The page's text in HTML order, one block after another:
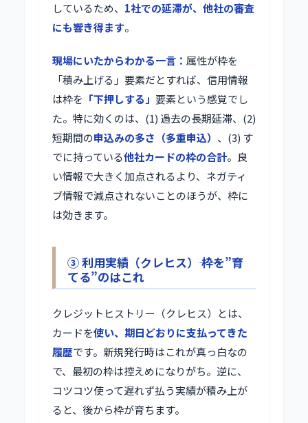
しているため、 1社での延滞が、他社の審査
にも響き得ます。
現場にいたからわかる一言： 属性が枠を
「積み上げる」要素だとすれば、信用情報
は枠を 「下押しする」 要素という感覚でし
た。特に効くのは、(1) 過去の長期延滞、(2)
短期間の申込みの多さ（多重申込） 、(3) す
でに持っている他社カードの枠の合計。良
い情報で大きく加点されるより、ネガティ
ブ情報で減点されないことのほうが、枠に
は効きます。
③ 利用実績（クレヒス）―― 枠を”育
てる”のはこれ
クレジットヒストリー（クレヒス）とは、
カードを使い、期日どおりに支払ってきた
履歴です。新規発行時はこれが真っ白なの
で、最初の枠は控えめになりがち。逆に、
コツコツ使って遅れず払う実績が積み上が
ると、後から枠が育ちます。